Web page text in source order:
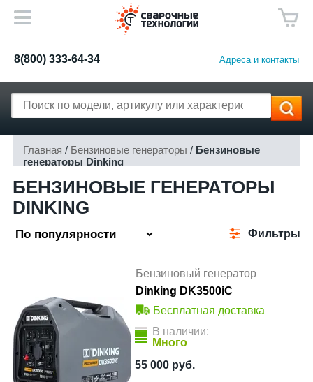
8(800) 333-64-34 Адреса и контакты
Главная / Бензиновые генераторы / Бензиновые
генераторы Dinking
БЕНЗИНОВЫЕ ГЕНЕРАТОРЫ
DINKING
Фильтры
Бензиновый генератор
Dinking DK3500iC
Бесплатная доставка
В наличии:
Много
55 000 руб.